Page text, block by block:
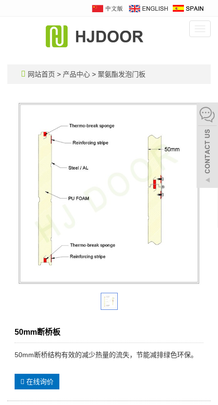
网站首页 > 产品中心 > 聚氨酯发泡门板
50mm断桥板
50mm断桥结构有效的减少热量的流失，节能减排绿色环保。
在线询价